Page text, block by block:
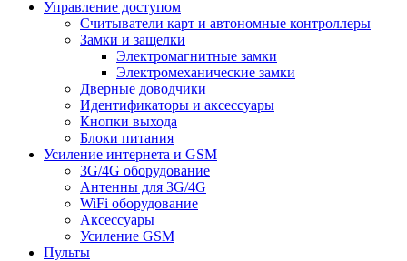
Управление доступом
Считыватели карт и автономные контроллеры
Замки и защелки
Электромагнитные замки
Электромеханические замки
Дверные доводчики
Идентификаторы и аксессуары
Кнопки выхода
Блоки питания
Усиление интернета и GSM
3G/4G оборудование
Антенны для 3G/4G
WiFi оборудование
Аксессуары
Усиление GSM
Пульты